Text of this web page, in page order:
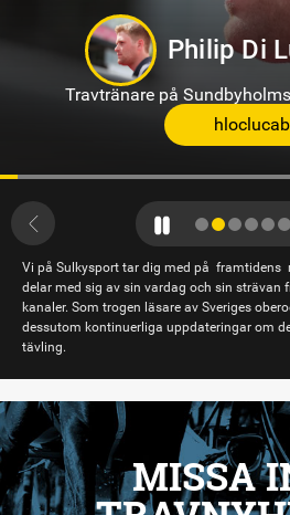
Philip Di
Travtränare på
Vi på Sulkysport tar dig med på framtidens
delar med sig av sin vardag och sin strävan
kanaler. Som trogen läsare av Sveriges
dessutom kontinuerliga uppdateringar om
tävling.
MISSA